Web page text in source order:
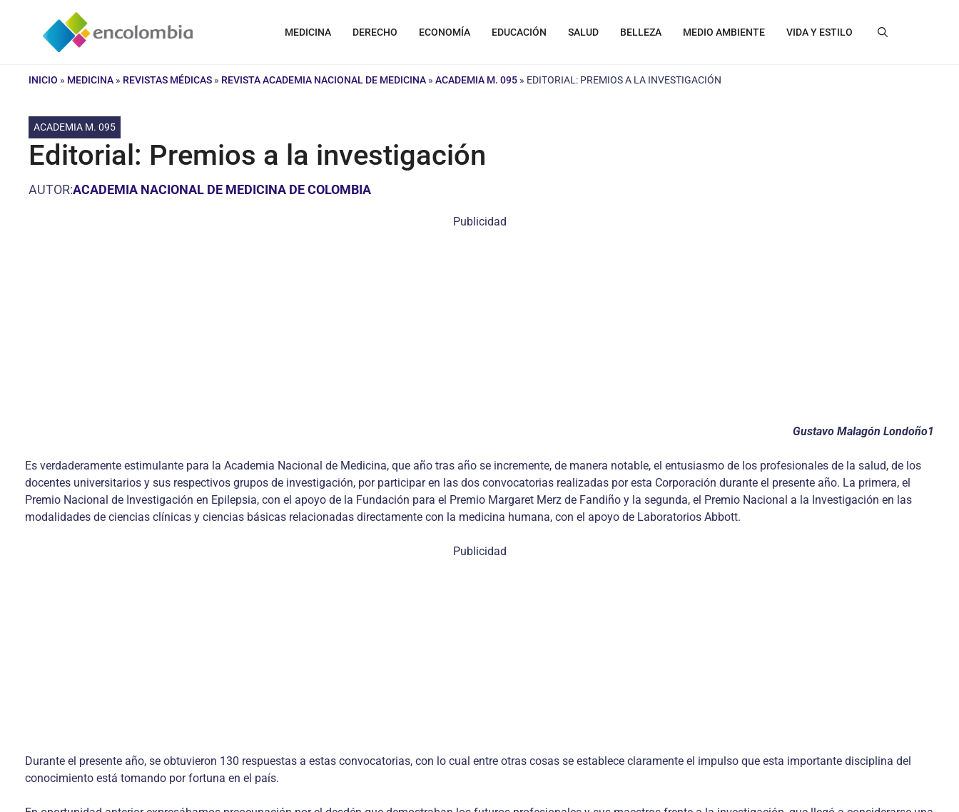
contenido
MEDICINA DERECHO ECONOMÍA EDUCACIÓN SALUD BELLEZA MEDIO AMBIENTE VIDA Y ESTILO
INICIO » MEDICINA » REVISTAS MÉDICAS » REVISTA ACADEMIA NACIONAL DE MEDICINA » ACADEMIA M. 095 » EDITORIAL: PREMIOS A LA INVESTIGACIÓN
ACADEMIA M. 095
Editorial: Premios a la investigación
AUTOR:ACADEMIA NACIONAL DE MEDICINA DE COLOMBIA
Publicidad
Gustavo Malagón Londoño1
Es verdaderamente estimulante para la Academia Nacional de Medicina, que año tras año se incremente, de manera notable, el entusiasmo de los profesionales de la salud, de los
docentes universitarios y sus respectivos grupos de investigación, por participar en las dos convocatorias realizadas por esta Corporación durante el presente año. La primera, el
Premio Nacional de Investigación en Epilepsia, con el apoyo de la Fundación para el Premio Margaret Merz de Fandiño y la segunda, el Premio Nacional a la Investigación en las
modalidades de ciencias clínicas y ciencias básicas relacionadas directamente con la medicina humana, con el apoyo de Laboratorios Abbott.
Publicidad
Durante el presente año, se obtuvieron 130 respuestas a estas convocatorias, con lo cual entre otras cosas se establece claramente el impulso que esta importante disciplina del
conocimiento está tomando por fortuna en el país.